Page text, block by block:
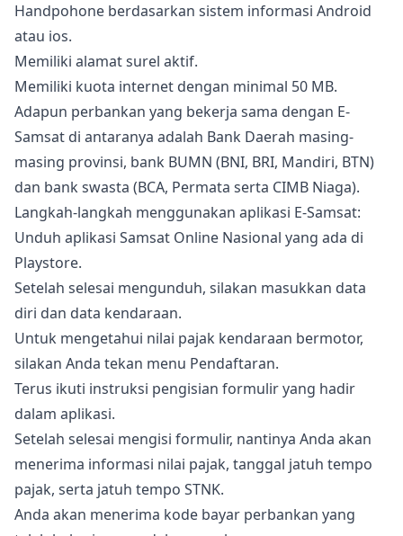
Handpohone berdasarkan sistem informasi Android
atau ios.
Memiliki alamat surel aktif.
Memiliki kuota internet dengan minimal 50 MB.
Adapun perbankan yang bekerja sama dengan E-
Samsat di antaranya adalah Bank Daerah masing-
masing provinsi, bank BUMN (BNI, BRI, Mandiri, BTN)
dan bank swasta (BCA, Permata serta CIMB Niaga).
Langkah-langkah menggunakan aplikasi E-Samsat:
Unduh aplikasi Samsat Online Nasional yang ada di
Playstore.
Setelah selesai mengunduh, silakan masukkan data
diri dan data kendaraan.
Untuk mengetahui nilai pajak kendaraan bermotor,
silakan Anda tekan menu Pendaftaran.
Terus ikuti instruksi pengisian formulir yang hadir
dalam aplikasi.
Setelah selesai mengisi formulir, nantinya Anda akan
menerima informasi nilai pajak, tanggal jatuh tempo
pajak, serta jatuh tempo STNK.
Anda akan menerima kode bayar perbankan yang